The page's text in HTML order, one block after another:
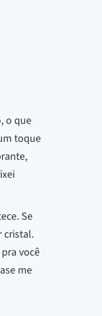
o que
toque
Se
cristal.
você
me